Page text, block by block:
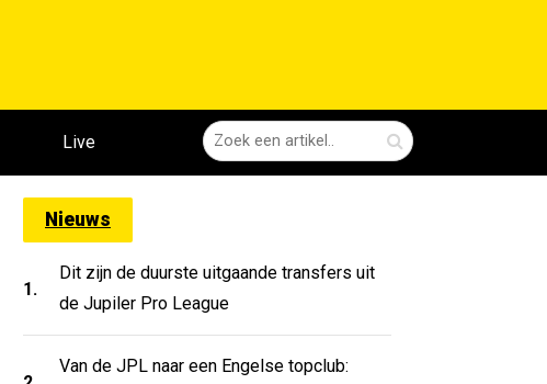
Live
Nieuws
1.
Dit zijn de duurste uitgaande transfers uit
de Jupiler Pro League
Van de JPL naar een Engelse topclub: